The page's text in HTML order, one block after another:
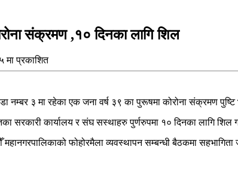
संक्रमण ,१० दिनका लागि शिल
प्रकाशित
नम्बर ३ मा रहेका एक जना वर्ष ३९ का पुरूषमा कोरोना संक्रमण पुष्टि
सरकारी कार्यालय र संघ सस्थाहरु पुर्णरुपमा १० दिनका लागि
महानगरपालिकाको फोहोरमैला व्यवस्थापन सम्बन्धी बैठकमा